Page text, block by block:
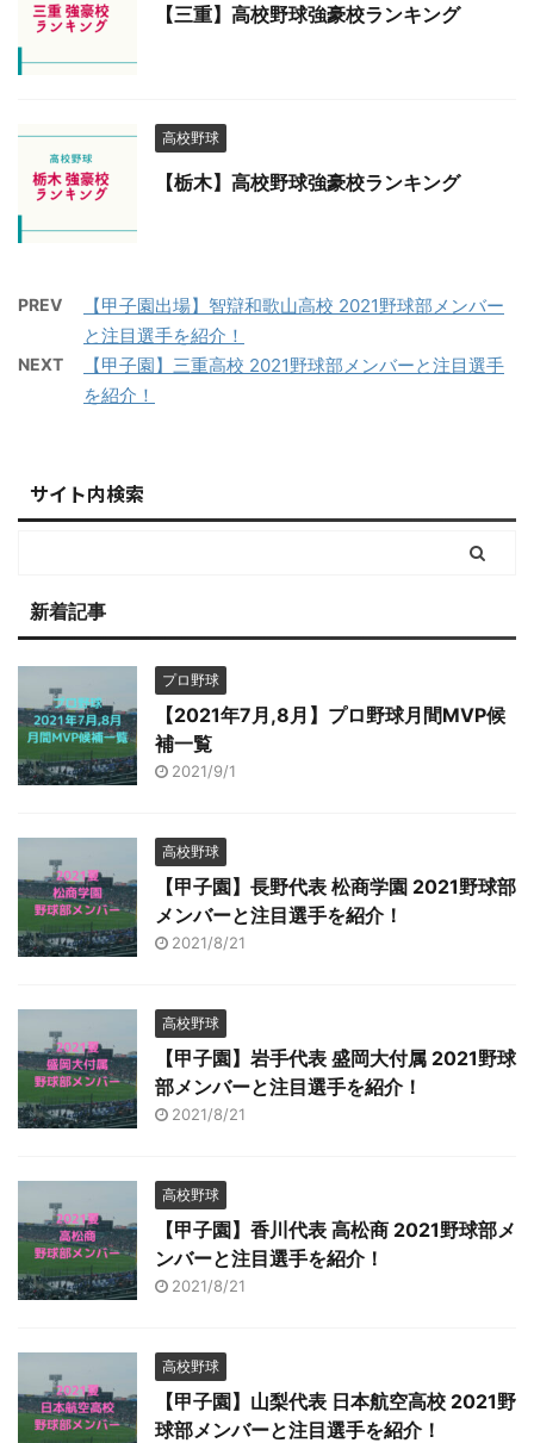
【三重】高校野球強豪校ランキング
高校野球
【栃木】高校野球強豪校ランキング
PREV
【甲子園出場】智辯和歌山高校 2021野球部メンバー
と注目選手を紹介！
NEXT
【甲子園】三重高校 2021野球部メンバーと注目選手
を紹介！
サイト内検索
新着記事
プロ野球
【2021年7月,8月】プロ野球月間MVP候
補一覧
2021/9/1
高校野球
【甲子園】長野代表 松商学園 2021野球部
メンバーと注目選手を紹介！
2021/8/21
高校野球
【甲子園】岩手代表 盛岡大付属 2021野球
部メンバーと注目選手を紹介！
2021/8/21
高校野球
【甲子園】香川代表 高松商 2021野球部メ
ンバーと注目選手を紹介！
2021/8/21
高校野球
【甲子園】山梨代表 日本航空高校 2021野
球部メンバーと注目選手を紹介！